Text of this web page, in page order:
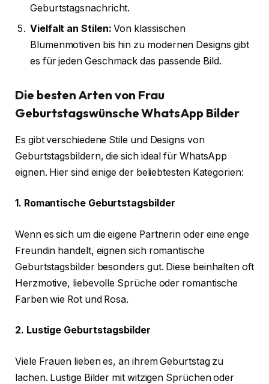
Geburtstagsnachricht.
Vielfalt an Stilen: Von klassischen
Blumenmotiven bis hin zu modernen Designs gibt
es für jeden Geschmack das passende Bild.
Die besten Arten von Frau
Geburtstagswünsche WhatsApp Bilder
Es gibt verschiedene Stile und Designs von
Geburtstagsbildern, die sich ideal für WhatsApp
eignen. Hier sind einige der beliebtesten Kategorien:
1. Romantische Geburtstagsbilder
Wenn es sich um die eigene Partnerin oder eine enge
Freundin handelt, eignen sich romantische
Geburtstagsbilder besonders gut. Diese beinhalten oft
Herzmotive, liebevolle Sprüche oder romantische
Farben wie Rot und Rosa.
2. Lustige Geburtstagsbilder
Viele Frauen lieben es, an ihrem Geburtstag zu
lachen. Lustige Bilder mit witzigen Sprüchen oder